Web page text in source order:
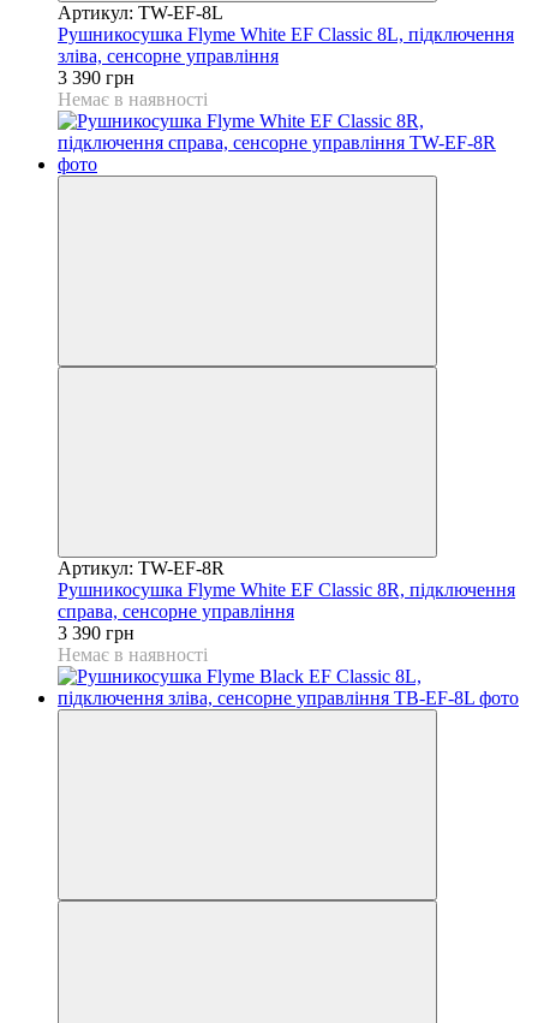
Артикул: TW-EF-8L
Рушникосушка Flyme White EF Classic 8L, підключення
зліва, сенсорне управління
3 390 грн
Немає в наявності
Артикул: TW-EF-8R
Рушникосушка Flyme White EF Classic 8R, підключення
справа, сенсорне управління
3 390 грн
Немає в наявності